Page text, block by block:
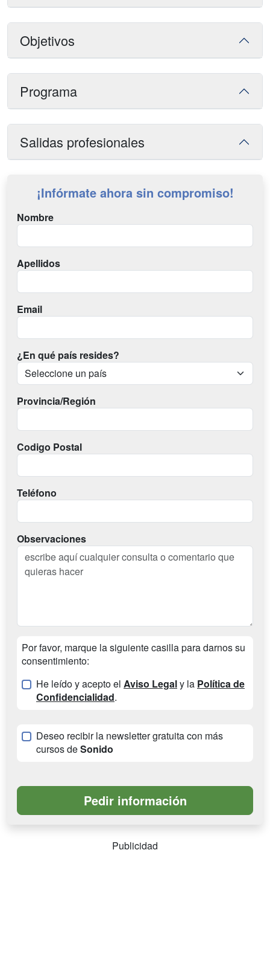
Objetivos
Programa
Salidas profesionales
¡Infórmate ahora sin compromiso!
Nombre
Apellidos
Email
¿En qué país resides?
Provincia/Región
Codigo Postal
Teléfono
Observaciones
Por favor, marque la siguiente casilla para darnos su
consentimiento:
He leído y acepto el Aviso Legaly la Política de
Confidencialidad.
Deseo recibir la newsletter gratuita con más
cursos deSonido
Publicidad